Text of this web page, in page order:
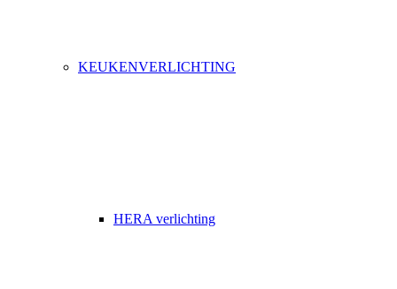
KEUKENVERLICHTING
HERA verlichting